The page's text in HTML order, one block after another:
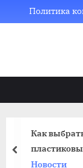
to
Политика
Как
Новости
prev